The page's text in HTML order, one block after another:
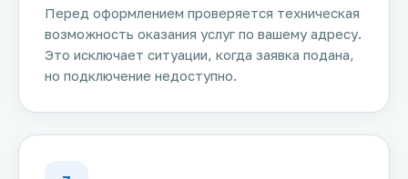
Перед оформлением проверяется техническая
возможность оказания услуг по вашему адресу.
Это исключает ситуации, когда заявка подана,
но подключение недоступно.